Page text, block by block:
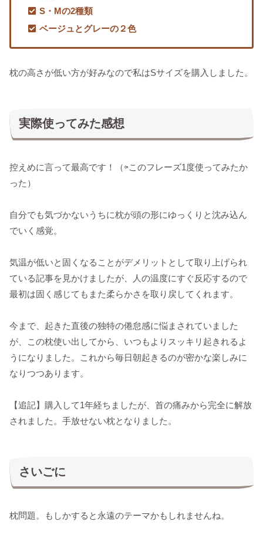
S・Mの2種類
ベージュとグレーの２色
枕の高さが低い方が好みなので私はSサイズを購入しました。
実際使ってみた感想
控えめに言って最高です！（⇦このフレーズ1度使ってみたか
った）
自分でも気づかないうちに枕が頭の形にゆっくりと沈み込ん
でいく感覚。
気温が低いと固くなることがデメリットとして取り上げられ
ている記事を見かけましたが、人の温度にすぐ反応するので
最初は固く感じてもまた柔らかさを取り戻してくれます。
今まで、起きた直後の独特の倦怠感に悩まされていました
が、この枕使い出してから、いつもよりスッキリ起きれるよ
うになりました。これから毎日朝起きるのが密かな楽しみに
なりつつあります。
【追記】購入して1年経ちましたが、首の痛みから完全に解放
されました。手放せない枕となりました。
さいごに
枕問題。もしかすると永遠のテーマかもしれませんね。